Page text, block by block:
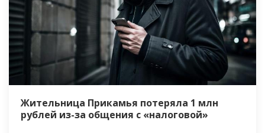
Жительница Прикамья потеряла 1 млн
рублей из-за общения с «налоговой»